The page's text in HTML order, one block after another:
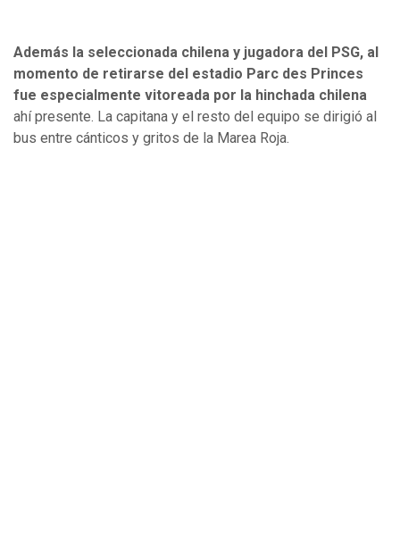
Además la seleccionada chilena y jugadora del PSG, al
momento de retirarse del estadio Parc des Princes
fue especialmente vitoreada por la hinchada chilena
ahí presente. La capitana y el resto del equipo se dirigió al
bus entre cánticos y gritos de la Marea Roja.